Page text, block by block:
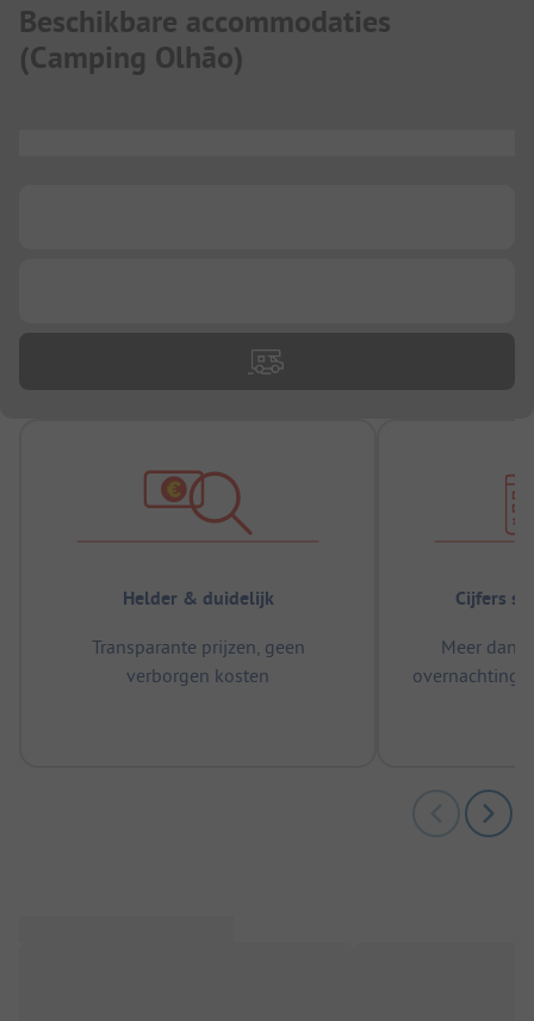
Beschikbare accommodaties
(Camping Olhão)
Helder & duidelijk
Transparante prijzen, geen
verborgen kosten
Cijfers
Meer dan